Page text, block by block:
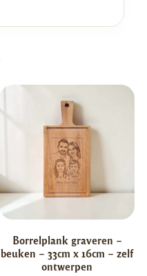
Borrelplank graveren –
beuken – 33cm x 16cm – zelf
ontwerpen